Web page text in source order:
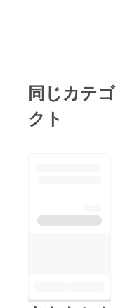
れ、幸運
の妻ヒロ
クラウド
くて、大
なければ
やってい
Manに行
ラーで湿
取ってま
同じカテ
クト